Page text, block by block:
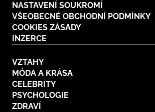
NASTAVENÍ SOUKROMÍ
VŠEOBECNÉ OBCHODNÍ PODMÍNKY
COOKIES ZÁSADY
INZERCE
VZTAHY
MÓDA A KRÁSA
CELEBRITY
PSYCHOLOGIE
ZDRAVÍ